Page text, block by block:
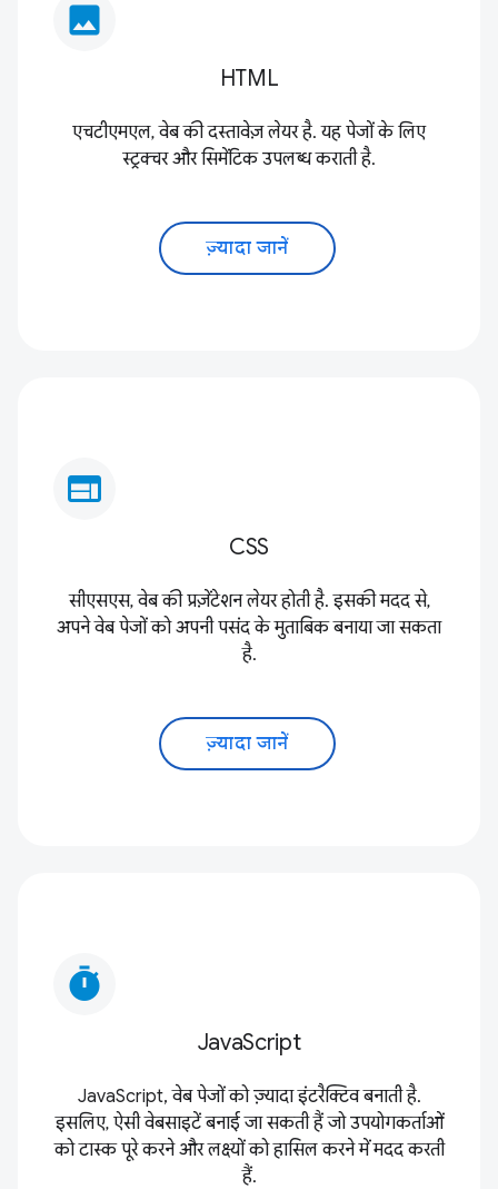
image
HTML
एचटीएमएल, वेब की दस्तावेज़ लेयर है. यह पेजों के लिए
स्ट्रक्चर और सिमेंटिक उपलब्ध कराती है.
ज़्यादा जानें
web
CSS
सीएसएस, वेब की प्रज़ेंटेशन लेयर होती है. इसकी मदद से,
अपने वेब पेजों को अपनी पसंद के मुताबिक बनाया जा सकता
है.
ज़्यादा जानें
timer
JavaScript
JavaScript, वेब पेजों को ज़्यादा इंटरैक्टिव बनाती है.
इसलिए, ऐसी वेबसाइटें बनाई जा सकती हैं जो उपयोगकर्ताओं
को टास्क पूरे करने और लक्ष्यों को हासिल करने में मदद करती
हैं.